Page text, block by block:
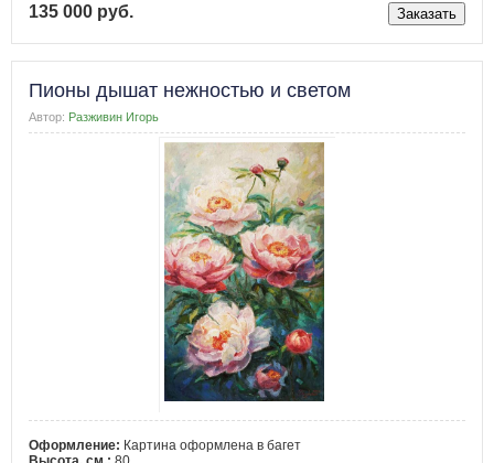
135 000 руб.
Пионы дышат нежностью и светом
Автор: Разживин Игорь
Оформление: Картина оформлена в багет